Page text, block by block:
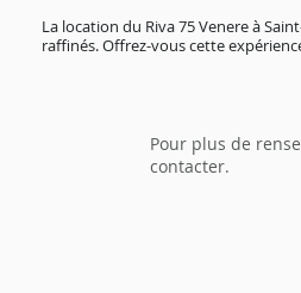
La location du Riva 75 Venere à
raffinés. Offrez-vous cette
Pour plus de
contacter.